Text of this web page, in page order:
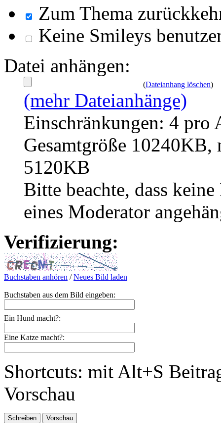
Zum Thema
Keine Smileys
Datei anhängen:
(Dateianhang löschen)
(mehr Dateianhänge)
Einschränkungen: 4 pro
Gesamtgröße
5120KB
Bitte beachte, dass
eines Moderator
Verifizierung:
Buchstaben anhören /Neues Bild laden
Buchstaben aus dem Bild eingeben:
Ein Hund macht?:
Eine Katze macht?:
Shortcuts: mit Alt+S
Vorschau